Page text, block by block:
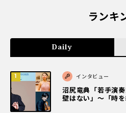
ランキ
Daily
インタビュー
沼尻竜典「若手演
壁はない」～「時